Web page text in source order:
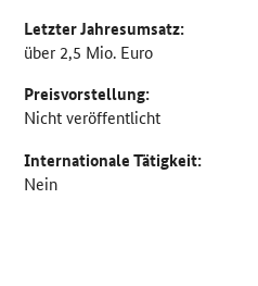
Letzter Jahresumsatz:
über 2,5 Mio. Euro
Preisvorstellung:
Nicht veröffentlicht
Internationale Tätigkeit:
Nein